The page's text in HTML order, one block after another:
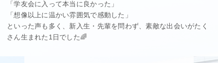
「学友会に入って本当に良かった」
「想像以上に温かい雰囲気で感動した」
といった声も多く、新入生・先輩を問わず、素敵な出会いがたく
さん生まれた1日でした🌈